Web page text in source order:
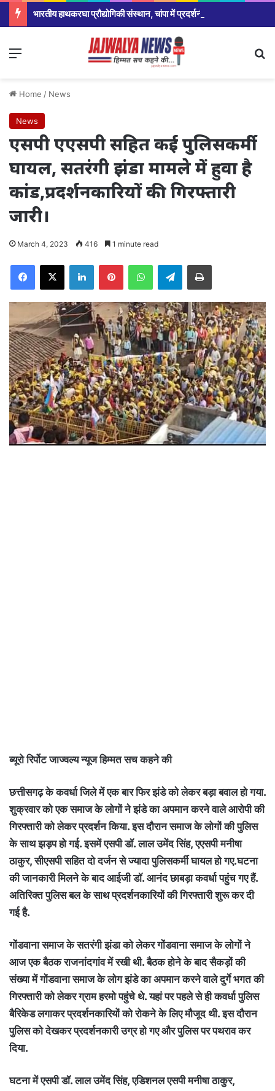
Menu
Home / News
News
एसपी एएसपी सहित कई पुलिसकर्मी
घायल, सतरंगी झंडा मामले में हुवा है
कांड,प्रदर्शनकारियों की गिरफ्तारी
जारी।
March 4, 2023 416 1 minute read
Facebook
X LinkedInPinterestWhatsAppTelegramPrint
ब्यूरो रिर्पोट जाज्वल्य न्यूज हिम्मत सच कहने की
छत्तीसगढ़ के कवर्धा जिले में एक बार फिर झंडे को लेकर बड़ा बवाल हो गया.
शुक्रवार को एक समाज के लोगों ने झंडे का अपमान करने वाले आरोपी की
गिरफ्तारी को लेकर प्रदर्शन किया. इस दौरान समाज के लोगों की पुलिस
के साथ झड़प हो गई. इसमें एसपी डॉ. लाल उमेंद सिंह, एएसपी मनीषा
ठाकुर, सीएसपी सहित दो दर्जन से ज्यादा पुलिसकर्मी घायल हो गए.घटना
की जानकारी मिलने के बाद आईजी डॉ. आनंद छाबड़ा कवर्धा पहुंच गए हैं.
अतिरिक्त पुलिस बल के साथ प्रदर्शनकारियों की गिरफ्तारी शुरू कर दी
गई है.
गोंडवाना समाज के सतरंगी झंडा को लेकर गोंडवाना समाज के लोगों ने
आज एक बैठक राजनांदगांव में रखी थी. बैठक होने के बाद सैकड़ों की
संख्या में गोंडवाना समाज के लोग झंडे का अपमान करने वाले दुर्गे भगत की
गिरफ्तारी को लेकर ग्राम हरमो पहुंचे थे. यहां पर पहले से ही कवर्धा पुलिस
बैरिकेड लगाकर प्रदर्शनकारियों को रोकने के लिए मौजूद थी. इस दौरान
पुलिस को देखकर प्रदर्शनकारी उग्र हो गए और पुलिस पर पथराव कर
दिया.
घटना में एसपी डॉ. लाल उमेंद सिंह, एडिशनल एसपी मनीषा ठाकुर,